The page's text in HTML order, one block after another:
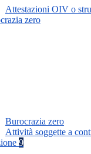
Attestazioni OIV o
zero
Burocrazia zero
Attività soggette a
9